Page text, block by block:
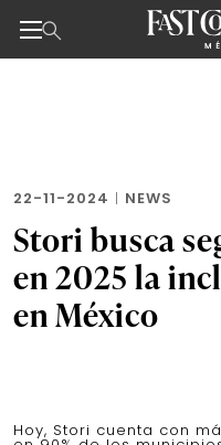
22-11-2024 | NEWS
Stori busca
en 2025 la
en México
Hoy, Stori cuenta con